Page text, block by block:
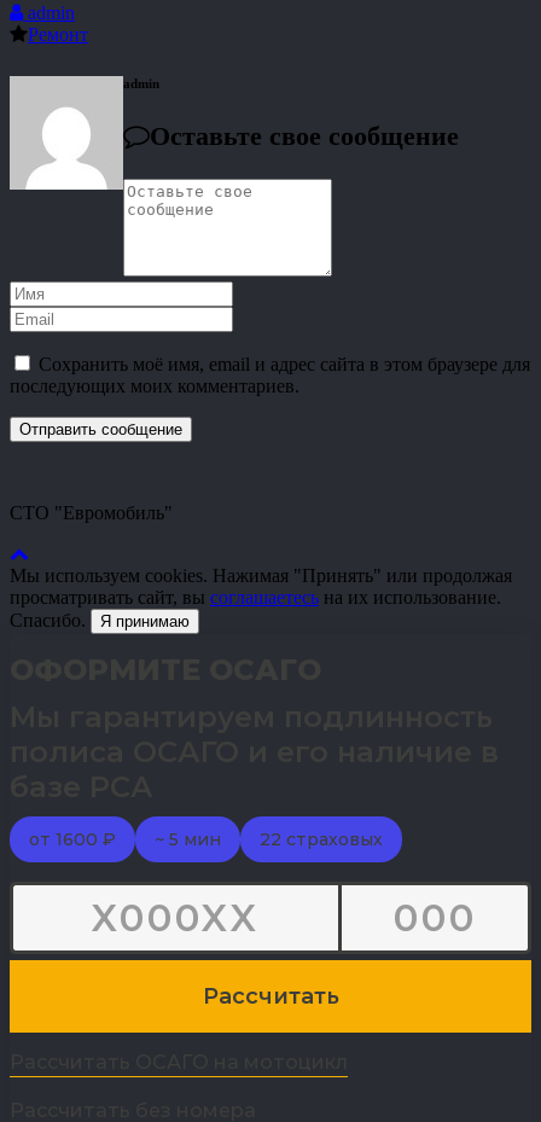
admin
Ремонт
admin
Оставьте свое сообщение
Сохранить моё имя, email и адрес сайта в этом браузере для
последующих моих комментариев.
СТО "Евромобиль"
Мы используем cookies. Нажимая "Принять" или продолжая
просматривать сайт, вы соглашаетесь на их использование.
Спасибо.
Я принимаю